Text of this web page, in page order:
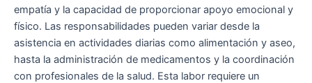
empatía y la capacidad de proporcionar apoyo emocional y
físico. Las responsabilidades pueden variar desde la
asistencia en actividades diarias como alimentación y aseo,
hasta la administración de medicamentos y la coordinación
con profesionales de la salud. Esta labor requiere un